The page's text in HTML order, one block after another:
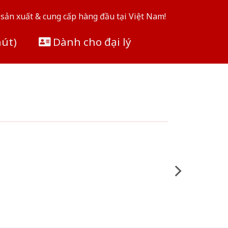
xuất & cung cấp hàng đầu tại Việt Nam!
Dành cho đại lý